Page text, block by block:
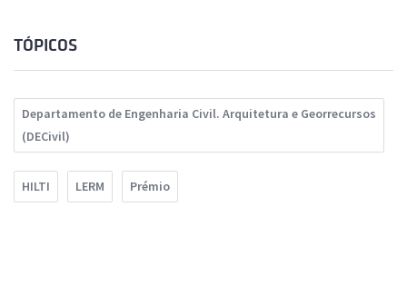
TÓPICOS
Departamento de Engenharia Civil. Arquitetura e Georrecursos
(DECivil)
HILTI LERM Prémio